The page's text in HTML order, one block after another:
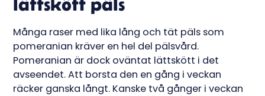
Många raser med lika lång och tät päls som
pomeranian kräver en hel del pälsvård.
Pomeranian är dock oväntat lättskött i det
avseendet. Att borsta den en gång i veckan
räcker ganska långt. Kanske två gånger i veckan